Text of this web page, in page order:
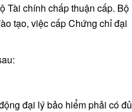
Tài chính chấp thuận cấp. Bộ
tạo, việc cấp Chứng chỉ đại
đại lý bảo hiểm phải có đủ